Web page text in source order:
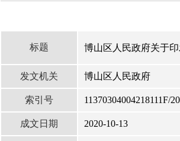
标题 博山区人民政府关于
发文机关 博山区人民政府
索引号 11370304004218111F/
成文日期 2020-10-13